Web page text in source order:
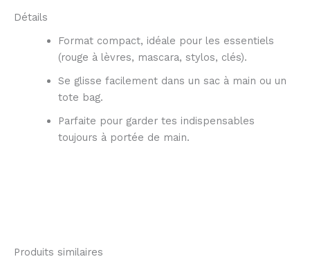
Détails
Format compact, idéale pour les essentiels
(rouge à lèvres, mascara, stylos, clés).
Se glisse facilement dans un sac à main ou un
tote bag.
Parfaite pour garder tes indispensables
toujours à portée de main.
Produits similaires